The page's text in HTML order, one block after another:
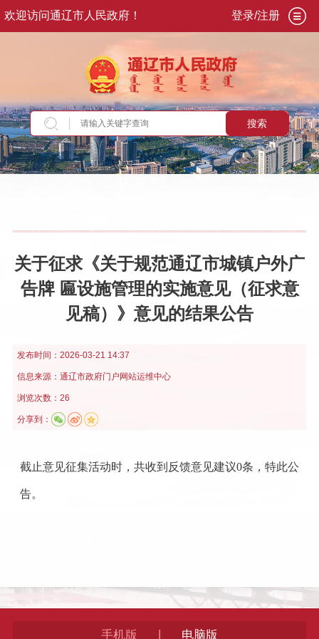
欢迎访问通辽市人民政府！ 登录/注册
搜索
当前位置：首页>交流互动>意见征集>意见征
关于征求《关于规范通辽市城镇户外广
告牌 匾设施管理的实施意见（征求意
见稿）》意见的结果公告
发布时间： 2026-03-21 14:37
信息来源： 通辽市政府门户网站运维中心
浏览次数：26
分享到：
截止意见征集活动时，共收到反馈意见建议0条，特此公
告。
手机版 电脑版